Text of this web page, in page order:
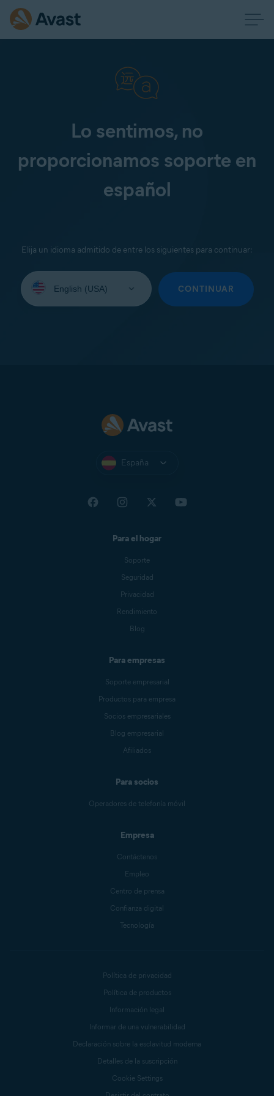
Lo sentimos, no
proporcionamos soporte en
español
Elija un idioma admitido de entre los siguientes para continuar:
su
CONTINUAR
España
Para el hogar
Soporte
Seguridad
Privacidad
Rendimiento
Blog
Para empresas
Soporte empresarial
Productos para empresa
Socios empresariales
Blog empresarial
Afiliados
Para socios
Operadores de telefonía móvil
Empresa
Contáctenos
Empleo
Centro de prensa
Confianza digital
Tecnología
Política de privacidad
Política de productos
Información legal
Informar de una vulnerabilidad
Declaración sobre la esclavitud moderna
Detalles de la suscripción
Cookie Settings